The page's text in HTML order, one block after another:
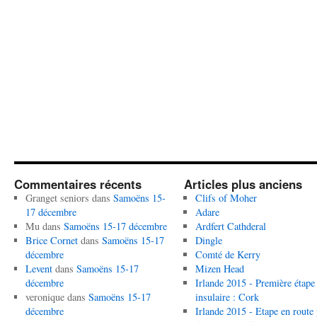
Commentaires récents
Granget seniors dans Samoëns 15-
17 décembre
Mudans Samoëns 15-17 décembre
Brice Cornetdans Samoëns 15-17
décembre
Leventdans Samoëns 15-17
décembre
veroniquedans Samoëns 15-17
décembre
Articles plus anciens
Clifs of Moher
Adare
Ardfert Cathderal
Dingle
Comté de Kerry
Mizen Head
Irlande 2015 - Première étape
insulaire : Cork
Irlande 2015 - Etape en route